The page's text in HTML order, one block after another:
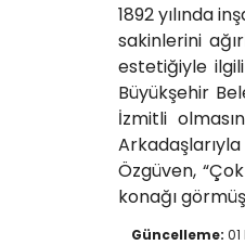
1892 yılında
sakinlerini
estetiğiyle
Büyükşehir
İzmitli
Özgüven,
konağı
Güncelleme: